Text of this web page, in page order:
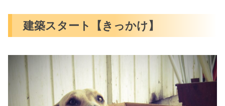
建築スタート【きっかけ】